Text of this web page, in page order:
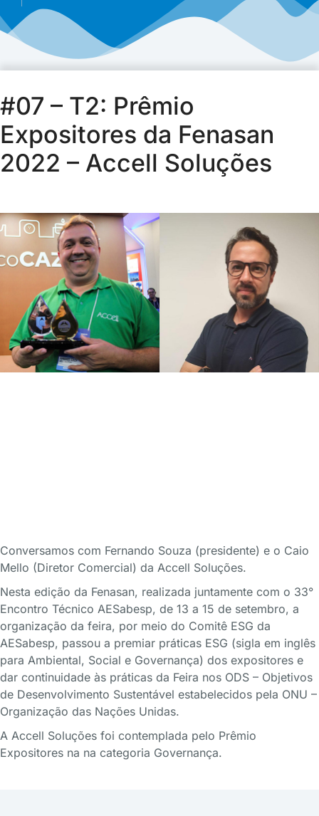
#07 – T2: Prêmio
Expositores da Fenasan
2022 – Accell Soluções
Conversamos com Fernando Souza (presidente) e o Caio
Mello (Diretor Comercial) da Accell Soluções.
Nesta edição da Fenasan, realizada juntamente com o 33°
Encontro Técnico AESabesp, de 13 a 15 de setembro, a
organização da feira, por meio do Comitê ESG da
AESabesp, passou a premiar práticas ESG (sigla em inglês
para Ambiental, Social e Governança) dos expositores e
dar continuidade às práticas da Feira nos ODS – Objetivos
de Desenvolvimento Sustentável estabelecidos pela ONU –
Organização das Nações Unidas.
A Accell Soluções foi contemplada pelo Prêmio
Expositores na na categoria Governança.